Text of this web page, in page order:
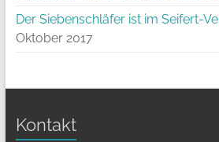
Der Siebenschläfer ist im Seifert-
Oktober 2017
Kontakt